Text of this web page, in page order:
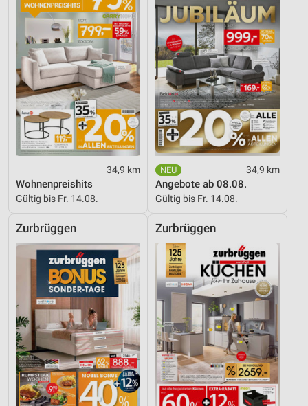
34,9 km
Wohnenpreishits
Gültig bis Fr. 14.08.
34,9 km
Angebote ab 08.08.
Gültig bis Fr. 14.08.
Zurbrüggen Zurbrüggen